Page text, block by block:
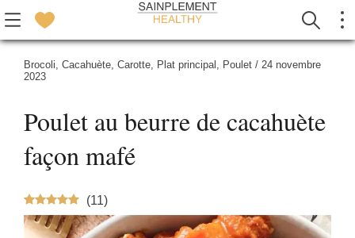
Brocoli, Cacahuète, Carotte, Plat principal , Poulet / 24 novembre
2023
Poulet au beurre de cacahuète
façon mafé
(11)